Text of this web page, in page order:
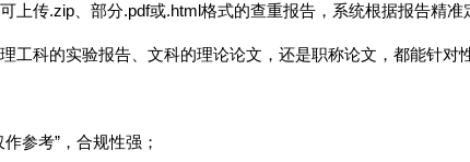
上传.zip 、部分.pdf或.html格式的查重报告，系统根据报告精准
工科的实验报告、文科的理论论文，还是职称论文，都能针对
作参考” ，合规性强；